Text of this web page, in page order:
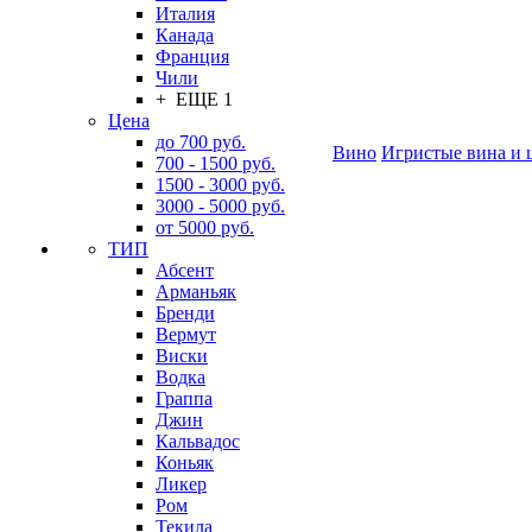
Италия
Канада
Франция
Чили
+ ЕЩЕ 1
Цена
до 700 руб.
700 - 1500 руб.
1500 - 3000 руб.
3000 - 5000 руб.
от 5000 руб.
ТИП
Абсент
Арманьяк
Бренди
Вермут
Виски
Водка
Граппа
Джин
Кальвадос
Коньяк
Ликер
Ром
Текила
Вино Игристые вина и